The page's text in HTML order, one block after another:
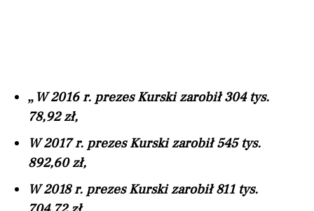
„W 2016 r. prezes Kurski zarobił 304 tys.
78,92 zł,
W 2017 r. prezes Kurski zarobił 545 tys.
892,60 zł,
W 2018 r. prezes Kurski zarobił 811 tys.